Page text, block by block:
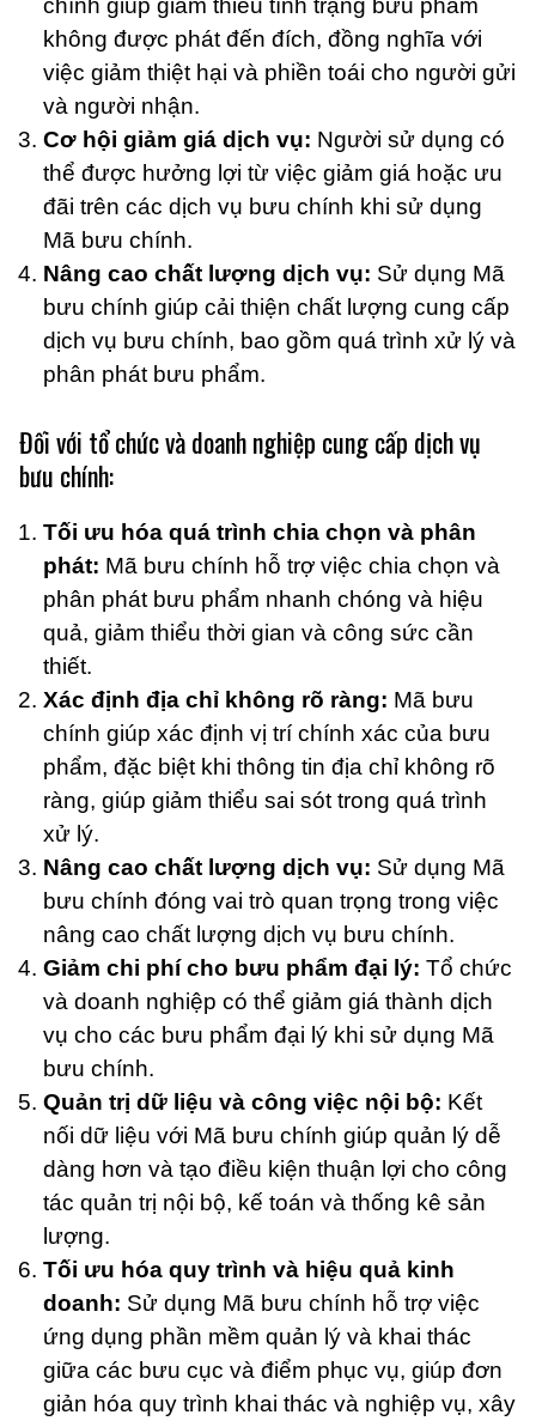
không được phát đến đích, đồng nghĩa với
việc giảm thiệt hại và phiền toái cho người gửi
và người nhận.
Cơ hội giảm giá dịch vụ: Người sử dụng có
thể được hưởng lợi từ việc giảm giá hoặc ưu
đãi trên các dịch vụ bưu chính khi sử dụng
Mã bưu chính.
Nâng cao chất lượng dịch vụ: Sử dụng Mã
bưu chính giúp cải thiện chất lượng cung cấp
dịch vụ bưu chính, bao gồm quá trình xử lý và
phân phát bưu phẩm.
Đối với tổ chức và doanh nghiệp cung cấp dịch vụ
bưu chính:
Tối ưu hóa quá trình chia chọn và phân
phát: Mã bưu chính hỗ trợ việc chia chọn và
phân phát bưu phẩm nhanh chóng và hiệu
quả, giảm thiểu thời gian và công sức cần
thiết.
Xác định địa chỉ không rõ ràng: Mã bưu
chính giúp xác định vị trí chính xác của bưu
phẩm, đặc biệt khi thông tin địa chỉ không rõ
ràng, giúp giảm thiểu sai sót trong quá trình
xử lý.
Nâng cao chất lượng dịch vụ: Sử dụng Mã
bưu chính đóng vai trò quan trọng trong việc
nâng cao chất lượng dịch vụ bưu chính.
Giảm chi phí cho bưu phẩm đại lý: Tổ chức
và doanh nghiệp có thể giảm giá thành dịch
vụ cho các bưu phẩm đại lý khi sử dụng Mã
bưu chính.
Quản trị dữ liệu và công việc nội bộ: Kết
nối dữ liệu với Mã bưu chính giúp quản lý dễ
dàng hơn và tạo điều kiện thuận lợi cho công
tác quản trị nội bộ, kế toán và thống kê sản
lượng.
Tối ưu hóa quy trình và hiệu quả kinh
doanh: Sử dụng Mã bưu chính hỗ trợ việc
ứng dụng phần mềm quản lý và khai thác
giữa các bưu cục và điểm phục vụ, giúp đơn
giản hóa quy trình khai thác và nghiệp vụ, xây